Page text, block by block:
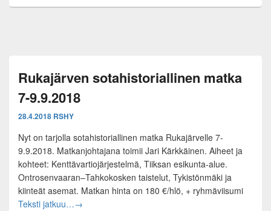
Rukajärven sotahistoriallinen matka
7-9.9.2018
28.4.2018 RSHY
Nyt on tarjolla sotahistoriallinen matka Rukajärvelle 7-
9.9.2018. Matkanjohtajana toimii Jari Kärkkäinen. Aiheet ja
kohteet: Kenttävartiojärjestelmä, Tiiksan esikunta-alue.
Ontrosenvaaran–Tahkokosken taistelut, Tykistönmäki ja
kiinteät asemat. Matkan hinta on 180 €/hlö, + ryhmäviisumi
Teksti jatkuu…Rukajärven sotahistoriallinen matka 7-9.9.2018
→